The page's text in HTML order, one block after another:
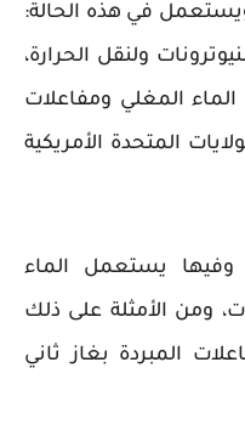
في هذه الحالة:
ولنقل الحرارة،
المغلي ومفاعلات
المتحدة الأمريكية
وفيها يستعمل الماء
ومن الأمثلة على ذلك
المبردة بغاز ثاني